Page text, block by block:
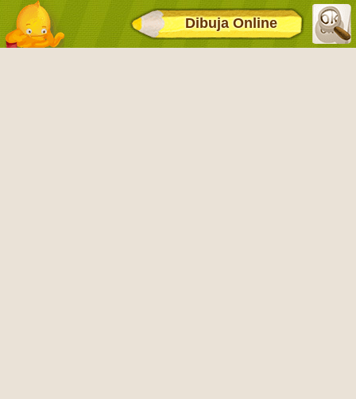
Dibuja Online